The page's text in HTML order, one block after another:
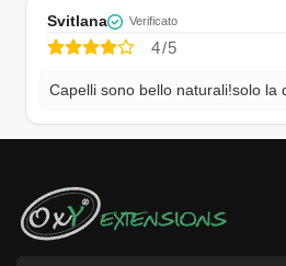
Svitlana Verificato
4/5
Capelli sono bello naturali!solo la